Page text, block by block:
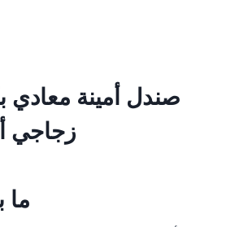
صندل أمينة معادي
زجاجي
ما